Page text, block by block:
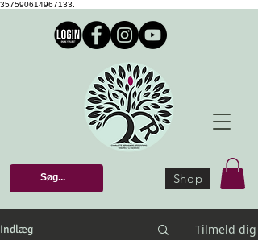
357590614967133.
Shop
Indlæg Tilmeld dig